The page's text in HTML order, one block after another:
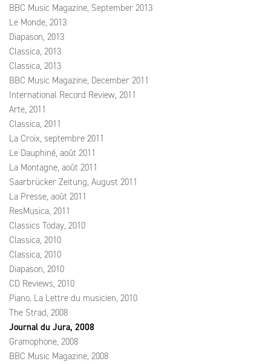
BBC Music Magazine, September 2013
Le Monde, 2013
Diapason, 2013
Classica, 2013
Classica, 2013
BBC Music Magazine, December 2011
International Record Review, 2011
Arte, 2011
Classica, 2011
La Croix, septembre 2011
Le Dauphiné, août 2011
La Montagne, août 2011
Saarbrücker Zeitung, August 2011
La Presse, août 2011
ResMusica, 2011
Classics Today, 2010
Classica, 2010
Classica, 2010
Diapason, 2010
CD Reviews, 2010
Piano. La Lettre du musicien, 2010
The Strad, 2008
Journal du Jura, 2008
Gramophone, 2008
BBC Music Magazine, 2008